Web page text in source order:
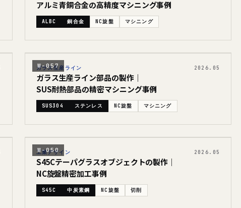
アルミ青銅合金の高精度マシニング事例
ALBC 銅合金 NC旋盤 マシニング
W-057
ガラス生産ライン 2026.05
ガラス生産ライン部品の製作｜
SUS耐熱部品の精密マシニング事例
SUS304 ステンレス NC旋盤 マシニング
W-050
工業デザイン 2026.05
S45Cテーパグラスオブジェクトの製作｜
NC旋盤精密加工事例
S45C 中炭素鋼 NC旋盤 切削